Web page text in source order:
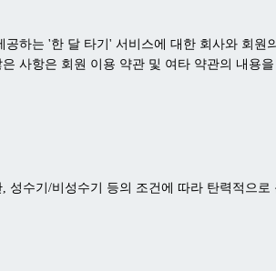
하는 '한 달 타기' 서비스에 대한 회사와 회원
사항은 회원 이용 약관 및 여타 약관의 내용
성수기/비성수기 등의 조건에 따라 탄력적으로